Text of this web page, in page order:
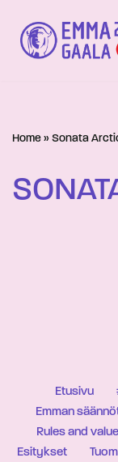
Siirry
suoraan
Home » Sonata
Etusivu
Emman
Rules and
Esitykset